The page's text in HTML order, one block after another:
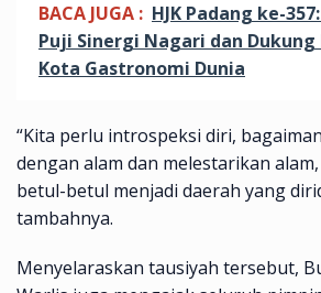
BACA JUGA : HJK Padang ke-
Puji Sinergi Nagari dan
Kota Gastronomi Dunia
“Kita perlu introspeksi diri,
dengan alam dan melestarikan
betul-betul menjadi daerah yang
tambahnya.
Menyelaraskan tausiyah tersebut,